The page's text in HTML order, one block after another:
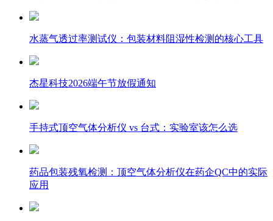
水蒸气透过率测试仪：包装材料阻湿性检测的核心工具
杰星科技2026端午节放假通知
手持式顶空气体分析仪 vs 台式：实验室该怎么选
药品包装残氧检测：顶空气体分析仪在药企QC中的实际
应用